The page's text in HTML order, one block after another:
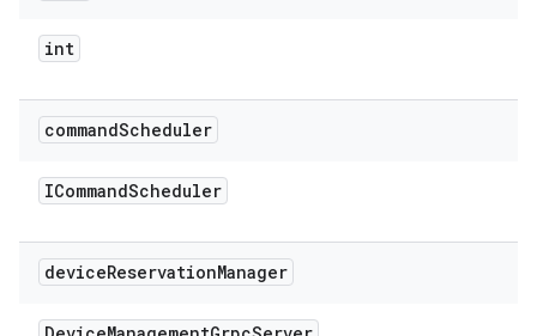
int
commandScheduler
ICommandScheduler
deviceReservationManager